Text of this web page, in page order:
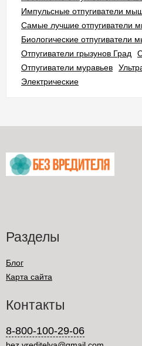
Импульсные отпугиватели
Самые лучшие отпугиватели
Биологические отпугиватели
Отпугиватели грызунов Град
Отпугиватели муравьев
Электрические
Разделы
Блог
Карта сайта
Контакты
8-800-100-29-06